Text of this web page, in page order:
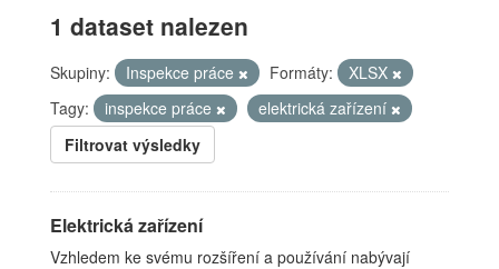
1 dataset nalezen
Skupiny: Inspekce práce Formáty:
XLSX
Tagy:
inspekce práce
elektrická zařízení
Filtrovat výsledky
Elektrická zařízení
Vzhledem ke svému rozšíření a používání nabývají